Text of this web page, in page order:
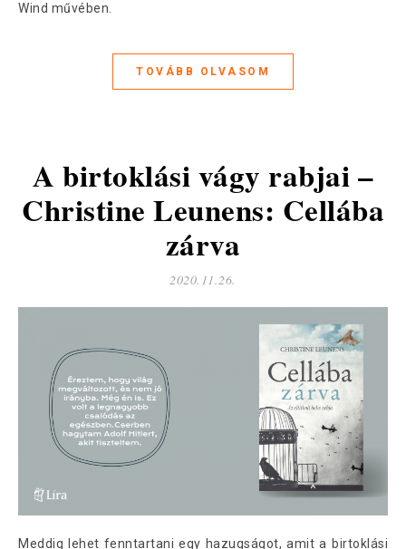
Wind művében.
TOVÁBB OLVASOM
A birtoklási vágy rabjai –
Christine Leunens: Cellába
zárva
2020.11.26.
Meddig lehet fenntartani egy hazugságot, amit a birtoklási